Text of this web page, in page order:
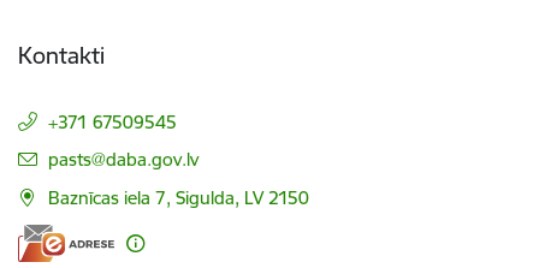
Kontakti
+371 67509545
E-pasts:
pasts@daba.gov.lv
Baznīcas iela 7, Sigulda, LV 2150